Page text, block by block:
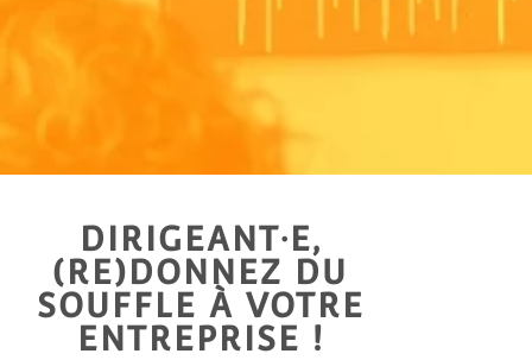
DIRIGEANT·E,
(RE)DONNEZ DU
SOUFFLE À VOTRE
ENTREPRISE !